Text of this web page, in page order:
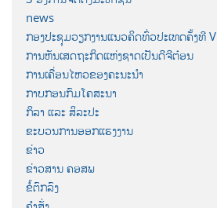
news
ກອງປະຊຸມວຽກງານແນວຄິດທົ່ວປະເທດຄັ້ງທີ V
ການຫັນເສດຖະກິດແຫ່ງຊາດເປັນດີຈີຕ໋ອນ
ການເຄື່ອນໄຫວຂອງຄະນະນຳ
ກາບກອນກົມໂຄສະນາ
ກິລາ ແລະ ສິລະປະ
ຂະບວນການອອກແຮງງານ
ຂ່າວ
ຂ່າວສານ ຄອສພ
ຂໍ້ຕົກລົງ